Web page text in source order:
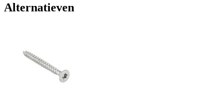
Alternatieven